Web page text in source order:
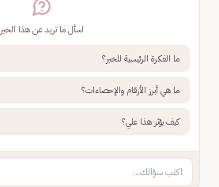
اسأل ما تريد عن هذا الخبر
ما الفكرة الرئيسية للخبر؟
ما هي أبرز الأرقام والإحصاءات؟
كيف يؤثر هذا علي؟